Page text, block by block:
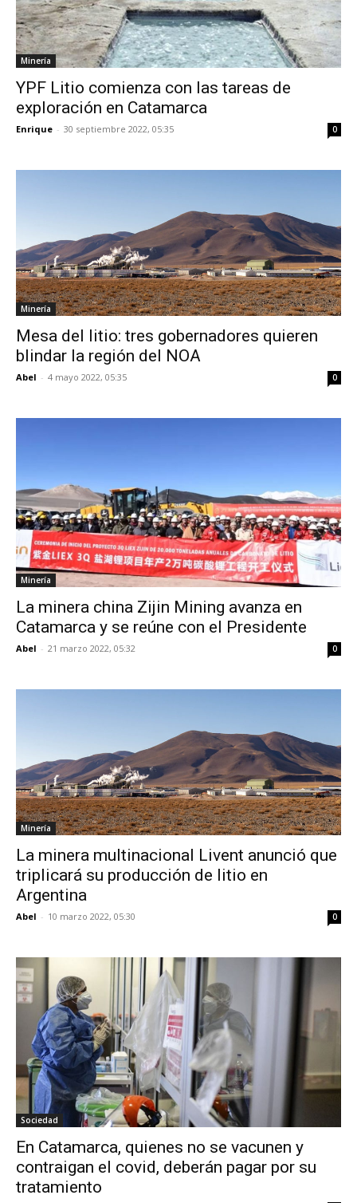
Minería
YPF Litio comienza con las tareas de
exploración en Catamarca
Enrique - 30 septiembre 2022, 05:35 0
Minería
Mesa del litio: tres gobernadores quieren
blindar la región del NOA
Abel - 4 mayo 2022, 05:35 0
Minería
La minera china Zijin Mining avanza en
Catamarca y se reúne con el Presidente
Abel - 21 marzo 2022, 05:32 0
Minería
La minera multinacional Livent anunció que
triplicará su producción de litio en
Argentina
Abel - 10 marzo 2022, 05:30 0
Sociedad
En Catamarca, quienes no se vacunen y
contraigan el covid, deberán pagar por su
tratamiento